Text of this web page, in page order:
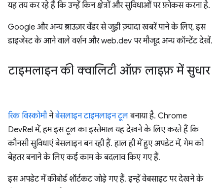
यह तय कर रहे हैं कि उन्हें किन क्षेत्रों और सुविधाओं पर फ़ोकस करना है.
Google और अन्य ब्राउज़र वेंडर से जुड़ी ज़्यादा खबरें पाने के लिए, इस
डाइजेस्ट के आने वाले वर्शन और web.dev पर मौजूद अन्य कॉन्टेंट देखें.
टाइमलाइन की क्वालिटी ऑफ़ लाइफ़ में सुधार
रिक विस्कोमीनेबेसलाइन टाइमलाइन टूलबनाया है. Chrome
DevRel में, हम इस टूल का इस्तेमाल यह देखने के लिए करते हैं कि
कौनसी सुविधाएं बेसलाइन बन रही हैं. हाल ही में हुए अपडेट में, गेम को
बेहतर बनाने के लिए कई काम के बदलाव किए गए हैं.
इस अपडेट में कीबोर्ड शॉर्टकट जोड़े गए हैं. इन्हें वेबसाइट पर देखने के